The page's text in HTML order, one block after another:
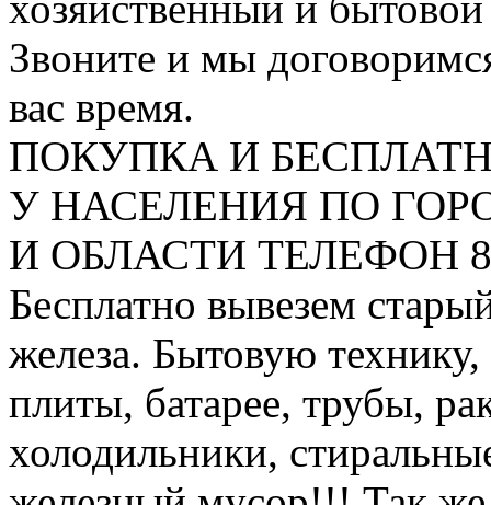
Звоните и мы
вас время.
ПОКУПКА И
У НАСЕЛЕНИЯ ПО
И ОБЛАСТИ ТЕЛЕФОН 8
Бесплатно вывезем
железа. Бытовую
плиты, батарее, трубы,
холодильники,